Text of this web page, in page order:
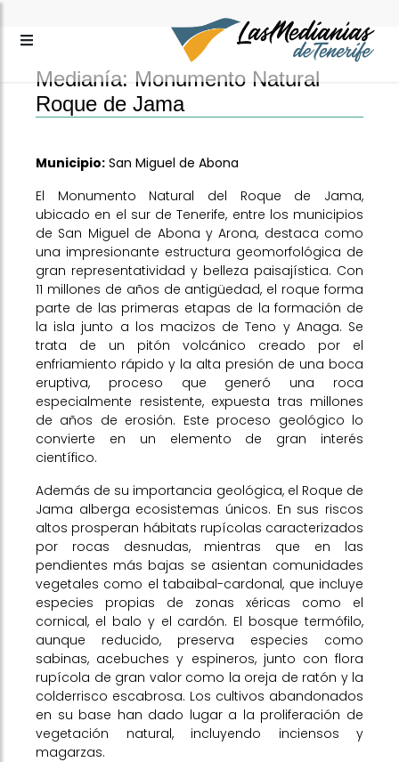
Medianía: Monumento Natural
Roque de Jama
Municipio: San Miguel de Abona
El Monumento Natural del Roque de Jama,
ubicado en el sur de Tenerife, entre los municipios
de San Miguel de Abona y Arona, destaca como
una impresionante estructura geomorfológica de
gran representatividad y belleza paisajística. Con
11 millones de años de antigüedad, el roque forma
parte de las primeras etapas de la formación de
la isla junto a los macizos de Teno y Anaga. Se
trata de un pitón volcánico creado por el
enfriamiento rápido y la alta presión de una boca
eruptiva, proceso que generó una roca
especialmente resistente, expuesta tras millones
de años de erosión. Este proceso geológico lo
convierte en un elemento de gran interés
científico.
Además de su importancia geológica, el Roque de
Jama alberga ecosistemas únicos. En sus riscos
altos prosperan hábitats rupícolas caracterizados
por rocas desnudas, mientras que en las
pendientes más bajas se asientan comunidades
vegetales como el tabaibal-cardonal, que incluye
especies propias de zonas xéricas como el
cornical, el balo y el cardón. El bosque termófilo,
aunque reducido, preserva especies como
sabinas, acebuches y espineros, junto con flora
rupícola de gran valor como la oreja de ratón y la
colderrisco escabrosa. Los cultivos abandonados
en su base han dado lugar a la proliferación de
vegetación natural, incluyendo inciensos y
magarzas.